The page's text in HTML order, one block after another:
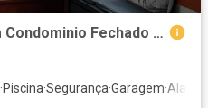
Moradia de Luxo T4+1 em Condominio Fechado para Arrendar
·Piscina·Segurança·Garagem·